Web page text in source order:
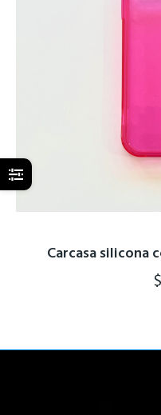
Carcasa silicona
$